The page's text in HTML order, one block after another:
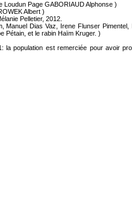
Page GABORIAUD Alphonse )
Albert )
Pelletier, 2012.
Manuel Dias Vaz, Irene Flunser
Pétain, et le rabin Haïm Kruger. )
la population est remerciée pour avoir